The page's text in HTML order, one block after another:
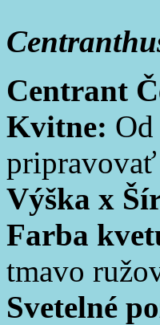
Centrant
Kvitne:
Výška x
Farba
tmavo
Svetelné